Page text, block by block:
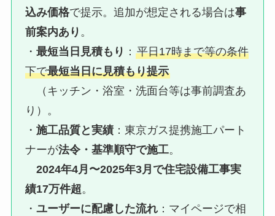
込み価格で提示。追加が想定される場合は事
前案内あり 。
・最短当日見積もり ：平日17時まで等の条件
下で最短当日に見積もり提示
（キッチン・浴室・洗面台等は事前調査あ
り）。
・施工品質と実績 ：東京ガス提携施工パート
ナーが法令・基準順守で施工。
2024年4月〜2025年3月で住宅設備工事実
績17万件超。
・ユーザーに配慮した流れ ：マイページで相